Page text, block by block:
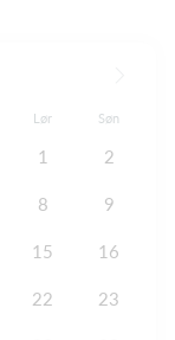
Lør Søn
1 2
8 9
15 16
22 23